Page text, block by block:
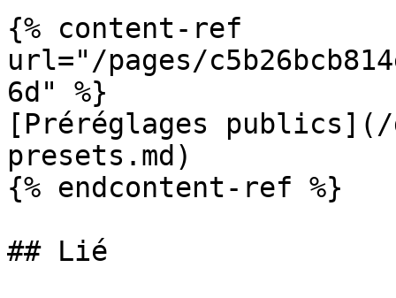
{% content-ref
url="/pages/
6d" %}
[Préréglages
presets.md)
{% endcontent-ref %}
## Lié